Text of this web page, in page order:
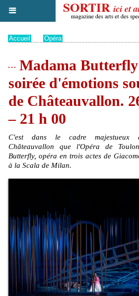
Accueil Opéra
Madama
soirée d'émotions
de Châteauvallon.
– 21 h 00
C'est dans le cadre majestueux
Châteauvallon que l'Opéra de
Butterfly, opéra en trois actes de
à la Scala de Milan.